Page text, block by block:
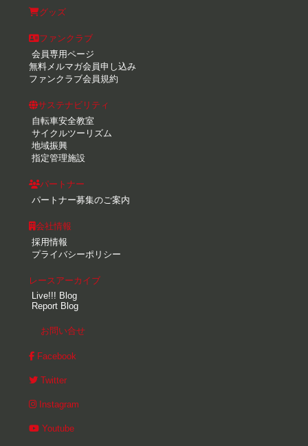
グッズ
ファンクラブ
会員専用ページ
無料メルマガ会員申し込み
ファンクラブ会員規約
サステナビリティ
自転車安全教室
サイクルツーリズム
地域振興
指定管理施設
パートナー
パートナー募集のご案内
会社情報
採用情報
プライバシーポリシー
レースアーカイブ
Live!!! Blog
Report Blog
お問い合せ
Facebook
Twitter
Instagram
Youtube